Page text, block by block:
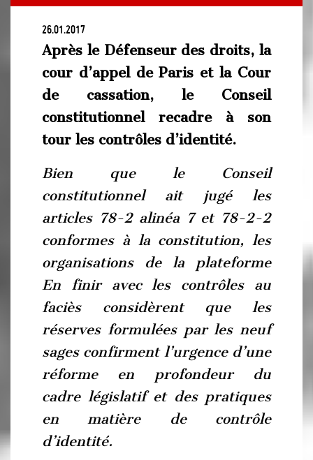
26.01.2017
Après le Défenseur des droits, la
cour d’appel de Paris et la Cour
de cassation, le Conseil
constitutionnel recadre à son
tour les contrôles d’identité.
Bien que le Conseil
constitutionnel ait jugé les
articles 78-2 alinéa 7 et 78-2-2
conformes à la constitution, les
organisations de la plateforme
En finir avec les contrôles au
faciès considèrent que les
réserves formulées par les neuf
sages confirment l’urgence d’une
réforme en profondeur du
cadre législatif et des pratiques
en matière de contrôle
d’identité.